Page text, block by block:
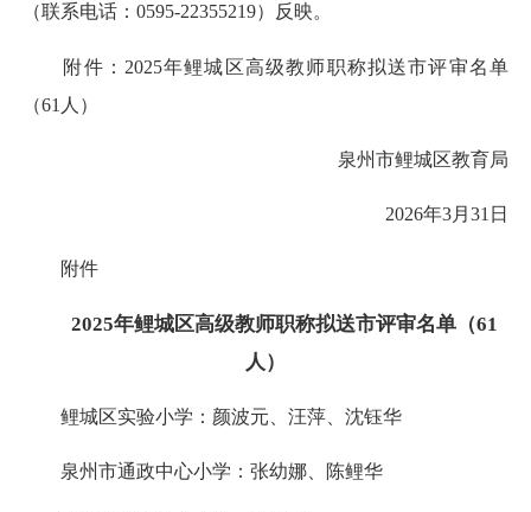
（联系电话：0595-22355219）反映。
附件：2025年鲤城区高级教师职称拟送市评审名单
（61人）
泉州市鲤城区教育局
2026年3月31日
附件
2025年鲤城区高级教师职称拟送市评审名单（61
人）
鲤城区实验小学：颜波元、汪萍、沈钰华
泉州市通政中心小学：张幼娜、陈鲤华